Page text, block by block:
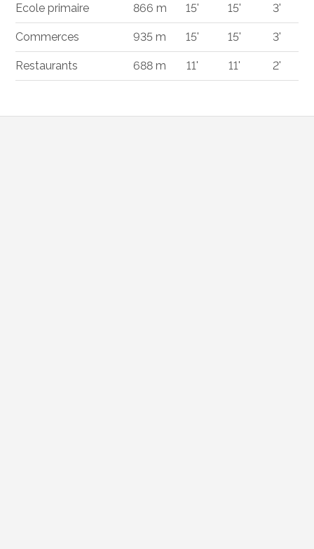
Ecole primaire 866 m 15' 15' 3'
Commerces 935 m 15' 15' 3'
Restaurants 688 m 11' 11' 2'